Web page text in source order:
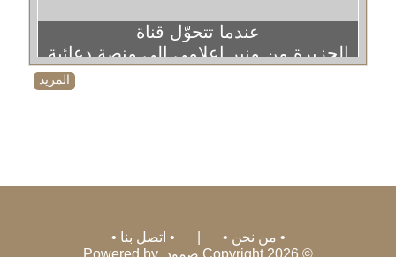
عندما تتحوّل قناة
الجزيرة من منبر إعلامي إلى منصة دعائية
المزيد
من نحن
اتصل بنا
© 2026 Copyright صمود. Powered by